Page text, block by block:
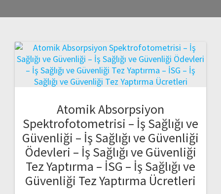
Atomik Absorpsiyon
Spektrofotometrisi – İş Sağlığı ve
Güvenliği – İş Sağlığı ve Güvenliği
Ödevleri – İş Sağlığı ve Güvenliği
Tez Yaptırma – İSG – İş Sağlığı ve
Güvenliği Tez Yaptırma Ücretleri